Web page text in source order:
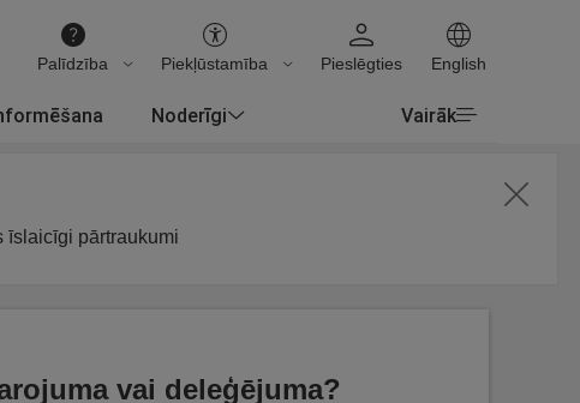
Palīdzība Piekļūstamība Pieslēgties English
Noderīgi Vairāk
īslaicīgi pārtraukumi
vai deleģējuma?